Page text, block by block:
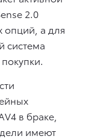
2.0
опций, а для
система
в браке,
имеют